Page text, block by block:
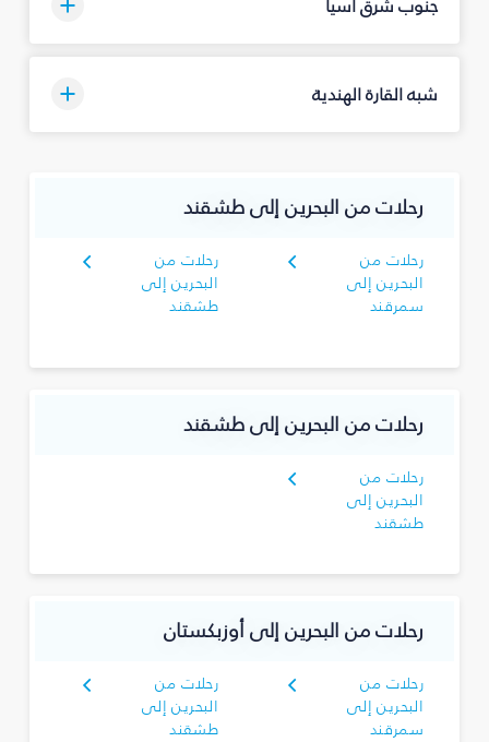
جنوب شرق آسيا
شبه القارة الهندية
رحلات من البحرين إلى طشقند
رحلات من
البحرين إلى
سمرقند
رحلات من
البحرين إلى
طشقند
رحلات من البحرين إلى طشقند
رحلات من
البحرين إلى
طشقند
رحلات من البحرين إلى أوزبكستان
رحلات من
البحرين إلى
سمرقند
رحلات من
البحرين إلى
طشقند